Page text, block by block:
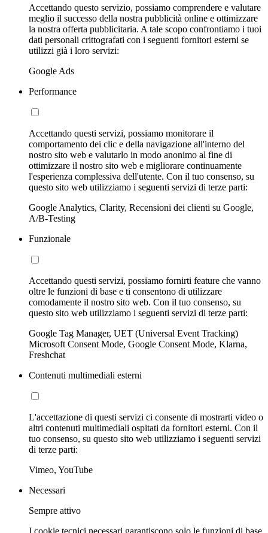
Accettando questo servizio, possiamo comprendere e valutare
meglio il successo della nostra pubblicità online e ottimizzare
la nostra offerta pubblicitaria. A tale scopo confrontiamo i tuoi
dati personali crittografati con i seguenti fornitori esterni se
utilizzi già i loro servizi:
Google Ads
Performance
Accettando questi servizi, possiamo monitorare il
comportamento dei clic e della navigazione all'interno del
nostro sito web e valutarlo in modo anonimo al fine di
ottimizzare il nostro sito web e migliorare continuamente
l'esperienza complessiva dell'utente. Con il tuo consenso, su
questo sito web utilizziamo i seguenti servizi di terze parti:
Google Analytics, Clarity, Recensioni dei clienti su Google,
A/B-Testing
Funzionale
Accettando questi servizi, possiamo fornirti feature che vanno
oltre le funzioni di base e ti consentono di utilizzare
comodamente il nostro sito web. Con il tuo consenso, su
questo sito web utilizziamo i seguenti servizi di terze parti:
Google Tag Manager, UET (Universal Event Tracking)
Microsoft Consent Mode, Google Consent Mode, Klarna,
Freshchat
Contenuti multimediali esterni
L'accettazione di questi servizi ci consente di mostrarti video o
altri contenuti multimediali ospitati da fornitori esterni. Con il
tuo consenso, su questo sito web utilizziamo i seguenti servizi
di terze parti:
Vimeo, YouTube
Necessari
Sempre attivo